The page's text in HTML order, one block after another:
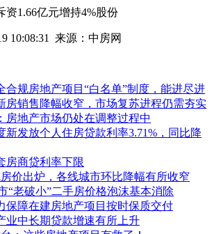
资1.66亿元增持4%股份
10:08:31 来源： 中房网
合规房地产项目“白名单”制度，能进尽进
房销售降幅收窄，市场复苏进程仍需夯实
房地产市场仍处在调整过程中
新发放个人住房贷款利率3.71%，同比降
房商贷利率下限
价出炉，各线城市环比降幅有所收窄
“老破小”二手房价格泡沫基本消除
保障在建房地产项目按时保质交付
业中长期贷款增速有所上升